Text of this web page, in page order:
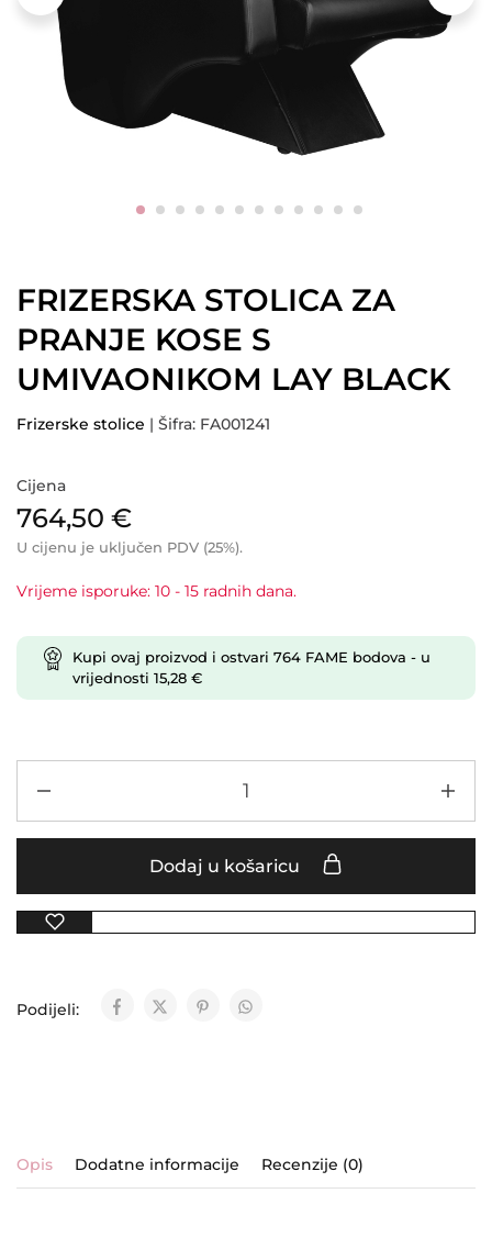
FRIZERSKA STOLICA ZA
PRANJE KOSE S
UMIVAONIKOM LAY BLACK
Frizerske stolice | Šifra: FA001241
Cijena
764,50 €
U cijenu je uključen PDV (25%).
Vrijeme isporuke: 10 - 15 radnih dana.
Kupi ovaj proizvod i ostvari 764 FAME bodova - u
vrijednosti 15,28 €
Dodaj u košaricu
Podijeli:
Opis Dodatne informacije Recenzije (0)